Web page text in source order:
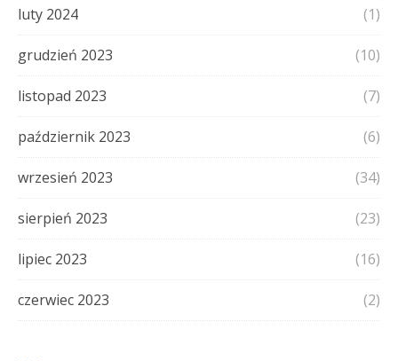
luty 2024 (1)
grudzień 2023 (10)
listopad 2023 (7)
październik 2023 (6)
wrzesień 2023 (34)
sierpień 2023 (23)
lipiec 2023 (16)
czerwiec 2023 (2)